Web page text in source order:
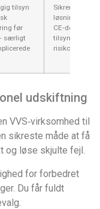
tilsyn
før
særligt
Sikrer korrekt
løsning,
tilsyn,
risiko for fejl.
udskiftning
VVS‑virksomhed til
sikreste måde at få
og løse skjulte fejl.
for forbedret
Du får fuldt